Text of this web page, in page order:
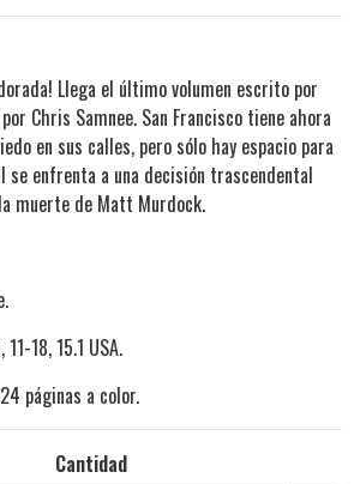
Llega el último volumen escrito por
Chris Samnee. San Francisco tiene ahora
en sus calles, pero sólo hay espacio para
se enfrenta a una decisión trascendental
muerte de Matt Murdock.
18, 15.1 USA.
páginas a color.
Cantidad